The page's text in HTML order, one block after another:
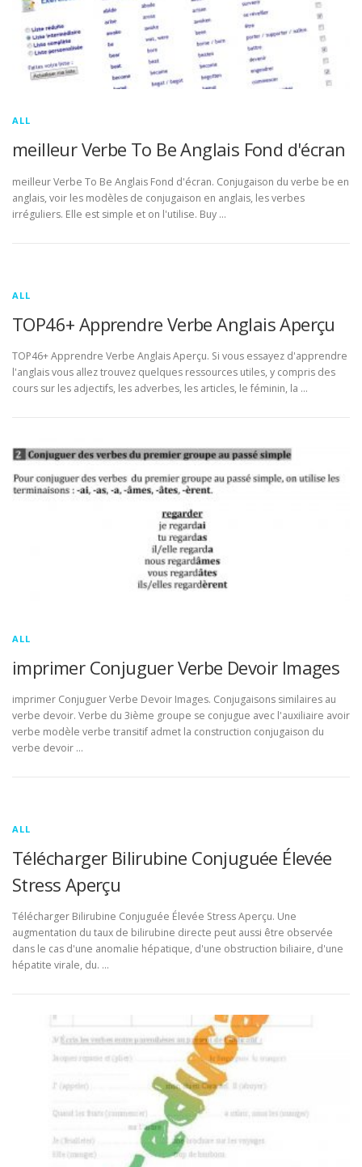
ALL
meilleur Verbe To Be Anglais Fond d'écran
meilleur Verbe To Be Anglais Fond d'écran. Conjugaison du verbe be en
anglais, voir les modèles de conjugaison en anglais, les verbes
irréguliers. Elle est simple et on l'utilise. Buy …
ALL
TOP46+ Apprendre Verbe Anglais Aperçu
TOP46+ Apprendre Verbe Anglais Aperçu. Si vous essayez d'apprendre
l'anglais vous allez trouvez quelques ressources utiles, y compris des
cours sur les adjectifs, les adverbes, les articles, le féminin, la …
ALL
imprimer Conjuguer Verbe Devoir Images
imprimer Conjuguer Verbe Devoir Images. Conjugaisons similaires au
verbe devoir. Verbe du 3ième groupe se conjugue avec l'auxiliaire avoir
verbe modèle verbe transitif admet la construction conjugaison du
verbe devoir …
ALL
Télécharger Bilirubine Conjuguée Élevée
Stress Aperçu
Télécharger Bilirubine Conjuguée Élevée Stress Aperçu. Une
augmentation du taux de bilirubine directe peut aussi être observée
dans le cas d'une anomalie hépatique, d'une obstruction biliaire, d'une
hépatite virale, du. …